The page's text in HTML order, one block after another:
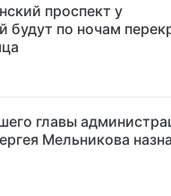
проспект у
будут по ночам
главы
Мельникова